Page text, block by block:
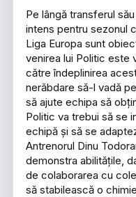
Pe lângă transferul
intens pentru sezonul
Liga Europa sunt
venirea lui Politic este
către îndeplinirea
nerăbdare să-l vadă
să ajute echipa să
Politic va trebui să se
echipă și să se
Antrenorul Dinu
demonstra abilitățile,
de colaborarea cu
să stabilească o